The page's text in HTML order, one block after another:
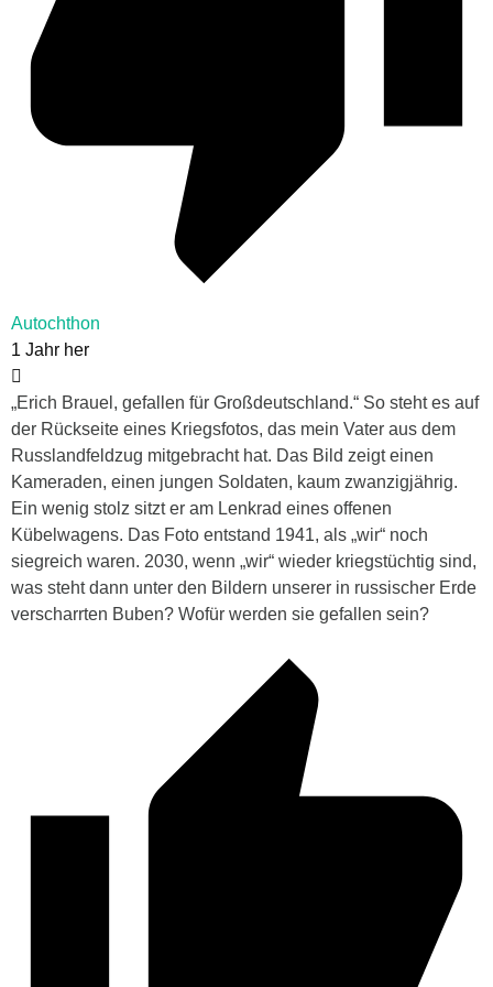
Autochthon
1 Jahr her
„Erich Brauel, gefallen für Großdeutschland.“ So steht es auf
der Rückseite eines Kriegsfotos, das mein Vater aus dem
Russlandfeldzug mitgebracht hat. Das Bild zeigt einen
Kameraden, einen jungen Soldaten, kaum zwanzigjährig.
Ein wenig stolz sitzt er am Lenkrad eines offenen
Kübelwagens. Das Foto entstand 1941, als „wir“ noch
siegreich waren. 2030, wenn „wir“ wieder kriegstüchtig sind,
was steht dann unter den Bildern unserer in russischer Erde
verscharrten Buben? Wofür werden sie gefallen sein?